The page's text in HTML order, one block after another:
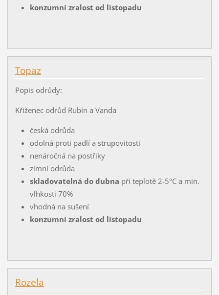
konzumní zralost od listopadu
Topaz
Popis odrůdy:
Kříženec odrůd Rubín a Vanda
česká odrůda
odolná proti padlí a strupovitosti
nenáročná na postřiky
zimní odrůda
skladovatelná do dubna při teplotě 2-5°C a min.
vlhkosti 70%
vhodná na sušení
konzumní zralost od listopadu
Rozela